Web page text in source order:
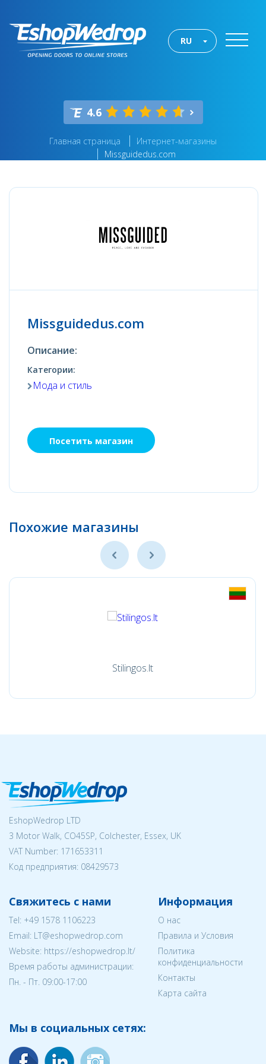
RU
4.6
Главная страница
Интернет-магазины
Missguidedus.com
Missguidedus.com
Описание:
Категории:
Мода и стиль
Посетить магазин
Похожие магазины
Stilingos.lt
EshopWedrop LTD
3 Motor Walk, CO45SP, Colchester, Essex, UK
VAT Number: 171653311
Код предприятия: 08429573
Свяжитесь с нами
Tel: +49 1578 1106223
Email: LT@eshopwedrop.com
Website: https://eshopwedrop.lt/
Время работы администрации:
Пн. - Пт. 09:00-17:00
Информация
О нас
Правила и Условия
Политика
конфиденциальности
Контакты
Карта сайта
Мы в социальных сетях: